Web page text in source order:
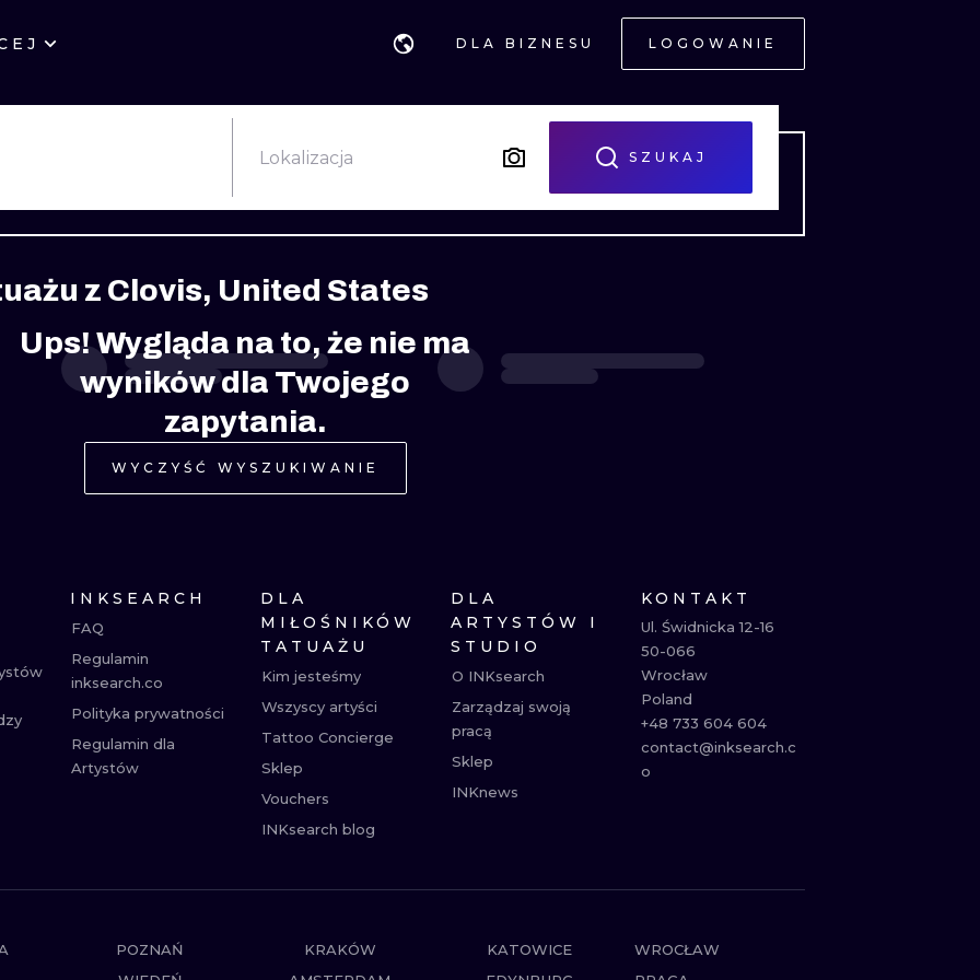
DLA BIZNESU LOGOWANIE
EDYNBURG
STYLE GEOMETRYCZNE
KALIGRAFIA
NEW SCHOOL
BIOMECHANIKA NEO TRADYCYJNE
TRIBAL IGNORANT
RYCINOWE KONTURY
KRESKÓWKOWE DOTWORK
Lokalizacja SZUKAJ
z Clovis, United States
Ups! Wygląda na to, że nie ma
wyników dla Twojego
zapytania.
WYCZYŚĆ WYSZUKIWANIE
INKSEARCH
FAQ
Regulamin
inksearch.co
Polityka prywatności
Regulamin dla
Artystów
DLA
MIŁOŚNIKÓW
TATUAŻU
Kim jesteśmy
Wszyscy artyści
Tattoo Concierge
Sklep
Vouchers
INKsearch blog
DLA
ARTYSTÓW I
STUDIO
O INKsearch
Zarządzaj swoją
pracą
Sklep
INKnews
KONTAKT
Ul. Świdnicka 12-16
50-066
Wrocław
Poland
+48 733 604 604
contact@inksearch.c
o
POZNAŃ KRAKÓW KATOWICE
WROCŁAW